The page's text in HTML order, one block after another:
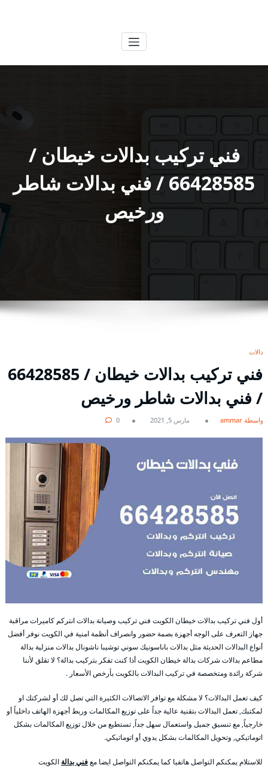
فني تركيب بدالات خيطان /
66428585 / فني بدالات شاطر
ورخيص
بدالات
فني تركيب بدالات خيطان / 66428585
/ فني بدالات شاطر ورخيص
بواسطة ammar مارس 5, 2021 0
أول فني تركيب بدالات خيطان الكويت فني تركيب وصيانة بدالات انتركم كاميرات مراقبة
جهاز التعرف على الوجه أجهزة بصمة حضور وانصراف أنظمة امنية في الكويت نوفر أفضل
أنواع البدالات الحديثة مثل بدالات باناسونيك سوني توشيبا ناشونال بدالات منزلية بدالة
مطاعم بدالات شركات بدالة خيطان الكويت أذا كنت تفكر بتركيب بدالة؟ لا تقلق لأننا
شركة رائدة ومتخصصة في تركيب البدالات بالكويت بأرخص الأسعار .
كيف تعمل البدالات؟ لا مشكلة مع توافر الاتصالات الكثيرة التي تصل لك أو لشركتك او
لمكتبك, تعمل البدالات بتقنية عالية جداً على توزيع المكالمات وربط أجهزة الهاتف داخلياً أو
خارجياً, مع تنسيق جميل واستعمال سهل جداً, تستطيع من خلال توزيع المكالمات بشكل
اتوماتيكي, وتحويل المكالمات بشكل يدوي أو اتوماتيكي.
للاستلام يمكنكم التواصل هاتفيا كما يمكنكم التواصل ايضا معفني بدالة الكويت